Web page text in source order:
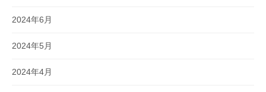
2024年6月
2024年5月
2024年4月